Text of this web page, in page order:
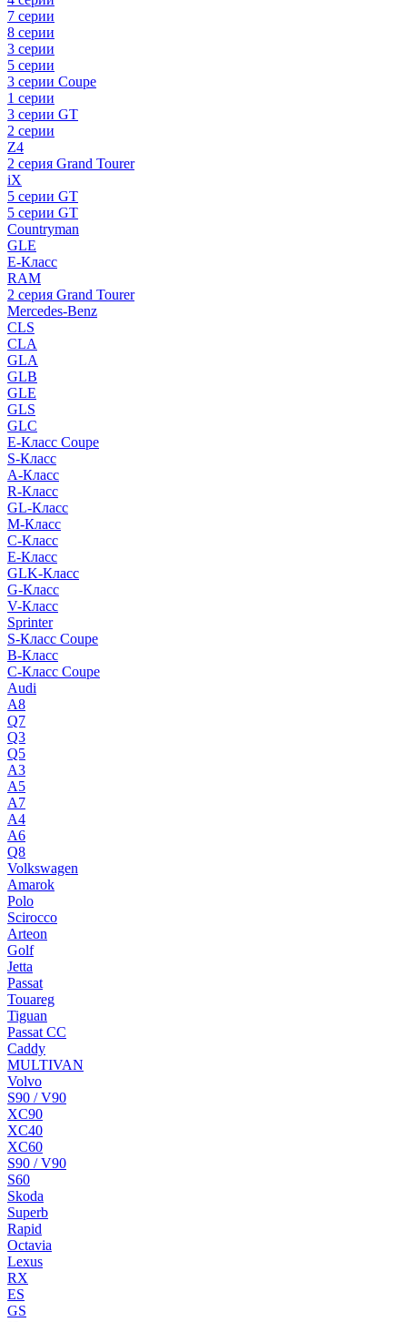
7 серии
8 серии
3 серии
5 серии
3 серии Coupe
1 серии
3 серии GT
2 серии
Z4
2 серия Grand Tourer
iX
5 серии GT
5 серии GT
Countryman
GLE
E-Класс
RAM
2 серия Grand Tourer
Mercedes-Benz
CLS
CLA
GLA
GLB
GLE
GLS
GLC
E-Класс Coupe
S-Класс
A-Класс
R-Класс
GL-Класс
M-Класс
C-Класс
E-Класс
GLK-Класс
G-Класс
V-Класс
Sprinter
S-Класс Сoupe
B-Класс
C-Класс Coupe
Audi
A8
Q7
Q3
Q5
A3
A5
A7
A4
A6
Q8
Volkswagen
Amarok
Polo
Scirocco
Arteon
Golf
Jetta
Passat
Touareg
Tiguan
Passat CC
Caddy
MULTIVAN
Volvo
S90 / V90
XC90
XC40
XC60
S90 / V90
S60
Skoda
Superb
Rapid
Octavia
Lexus
RX
ES
GS